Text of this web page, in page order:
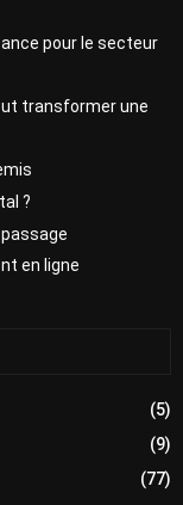
pour le secteur
transformer une
?
en ligne
(5)
(9)
(77)